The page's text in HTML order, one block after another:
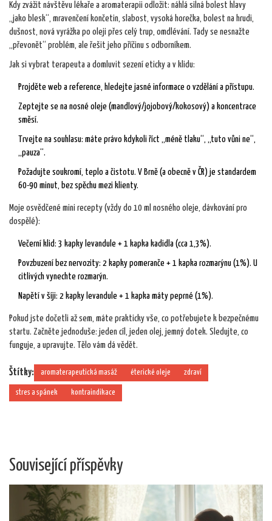
Kdy zvážit návštěvu lékaře a aromaterapii odložit: náhlá silná bolest hlavy
„jako blesk“, mravenčení končetin, slabost, vysoká horečka, bolest na hrudi,
dušnost, nová vyrážka po oleji přes celý trup, omdlévání. Tady se nesnažte
„převonět“ problém, ale řešit jeho příčinu s odborníkem.
Jak si vybrat terapeuta a domluvit sezení eticky a v klidu:
Projděte web a reference, hledejte jasné informace o vzdělání a přístupu.
Zeptejte se na nosné oleje (mandlový/jojobový/kokosový) a koncentrace
směsí.
Trvejte na souhlasu: máte právo kdykoli říct „méně tlaku“, „tuto vůni ne“,
„pauza“.
Požadujte soukromí, teplo a čistotu. V Brně (a obecně v ČR) je standardem
60-90 minut, bez spěchu mezi klienty.
Moje osvědčené mini recepty (vždy do 10 ml nosného oleje, dávkování pro
dospělé):
Večerní klid: 3 kapky levandule + 1 kapka kadidla (cca 1,3%).
Povzbuzení bez nervozity: 2 kapky pomeranče + 1 kapka rozmarýnu (1%). U
citlivých vynechte rozmarýn.
Napětí v šíji: 2 kapky levandule + 1 kapka máty peprné (1%).
Pokud jste dočetli až sem, máte prakticky vše, co potřebujete k bezpečnému
startu. Začněte jednoduše: jeden cíl, jeden olej, jemný dotek. Sledujte, co
funguje, a upravujte. Tělo vám dá vědět.
Štítky: aromaterapeutická masáž éterické oleje zdraví
stres a spánek kontraindikace
Související příspěvky